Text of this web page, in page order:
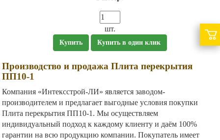
шт.
Купить Купить в один клик
Производство и продажа Плита перекрытия
ПП10-1
Компания «Интексстрой-ЛИ» является заводом-
производителем и предлагает выгодные условия покупки
Плита перекрытия ПП10-1. Мы осуществляем
индивидуальный подход к каждому клиенту и даём 100%
гарантии на всю продукцию компании. Покупатель имеет